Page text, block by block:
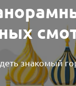
знакомый